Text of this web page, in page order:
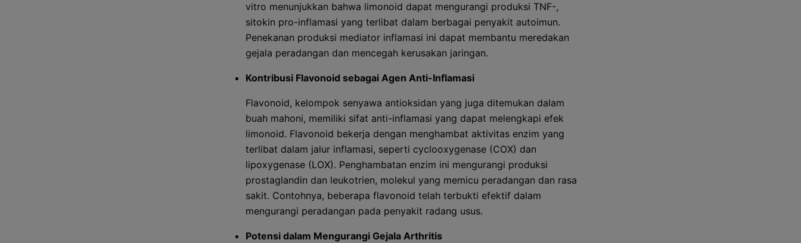
vitro menunjukkan bahwa limonoid dapat mengurangi produksi TNF-,
sitokin pro-inflamasi yang terlibat dalam berbagai penyakit autoimun.
Penekanan produksi mediator inflamasi ini dapat membantu meredakan
gejala peradangan dan mencegah kerusakan jaringan.
Kontribusi Flavonoid sebagai Agen Anti-Inflamasi
Flavonoid, kelompok senyawa antioksidan yang juga ditemukan dalam
buah mahoni, memiliki sifat anti-inflamasi yang dapat melengkapi efek
limonoid. Flavonoid bekerja dengan menghambat aktivitas enzim yang
terlibat dalam jalur inflamasi, seperti cyclooxygenase (COX) dan
lipoxygenase (LOX). Penghambatan enzim ini mengurangi produksi
prostaglandin dan leukotrien, molekul yang memicu peradangan dan rasa
sakit. Contohnya, beberapa flavonoid telah terbukti efektif dalam
mengurangi peradangan pada penyakit radang usus.
Potensi dalam Mengurangi Gejala Arthritis